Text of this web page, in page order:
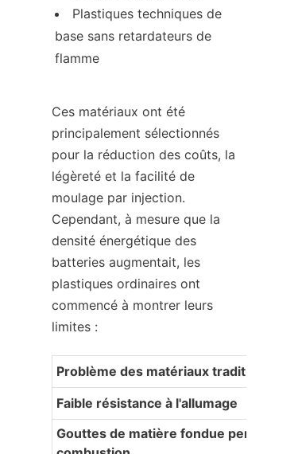
Plastiques techniques de
base sans retardateurs de
flamme
Ces matériaux ont été
principalement sélectionnés
pour la réduction des coûts, la
légèreté et la facilité de
moulage par injection.
Cependant, à mesure que la
densité énergétique des
batteries augmentait, les
plastiques ordinaires ont
commencé à montrer leurs
limites :
Problème des matériaux traditionnels
Faible résistance à l'allumage
Gouttes de matière fondue pendant la